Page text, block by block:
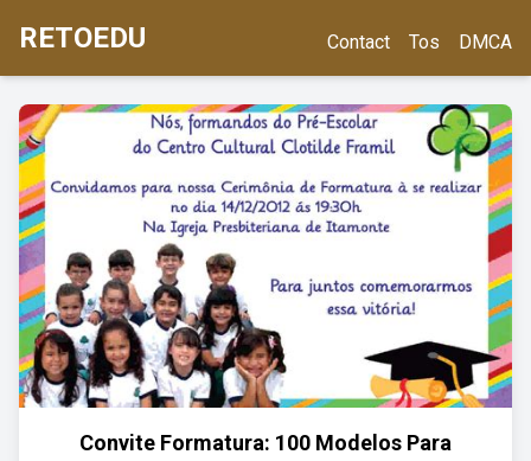
RETOEDU Contact Tos DMCA
Convite Formatura: 100 Modelos Para